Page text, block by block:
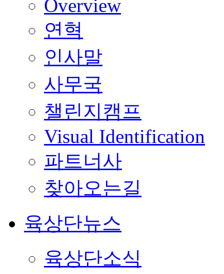
Overview
연혁
인사말
사무국
챌린지캠프
Visual Identification
파트너사
찾아오는길
육상단뉴스
육상단소식